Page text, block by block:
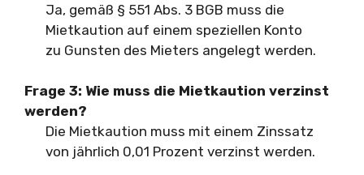
Ja, gemäß § 551 Abs. 3 BGB muss die
Mietkaution auf einem speziellen Konto
zu Gunsten des Mieters angelegt werden.
Frage 3: Wie muss die Mietkaution verzinst
werden?
Die Mietkaution muss mit einem Zinssatz
von jährlich 0,01 Prozent verzinst werden.